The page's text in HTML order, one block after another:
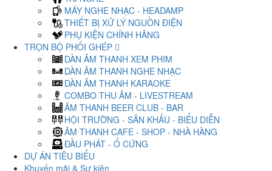
MÁY NGHE NHẠC - HEADAMP
THIẾT BỊ XỬ LÝ NGUỒN ĐIỆN
PHỤ KIỆN CHÍNH HÃNG
TRỌN BỘ PHỐI GHÉP
DÀN ÂM THANH XEM PHIM
DÀN ÂM THANH NGHE NHẠC
DÀN ÂM THANH KARAOKE
COMBO THU ÂM - LIVESTREAM
ÂM THANH BEER CLUB - BAR
HỘI TRƯỜNG - SÂN KHẤU - BIỂU DIỄN
ÂM THANH CAFE - SHOP - NHÀ HÀNG
ĐẦU PHÁT - Ổ CỨNG
DỰ ÁN TIÊU BIỂU
Khuyến mãi & Sự kiện